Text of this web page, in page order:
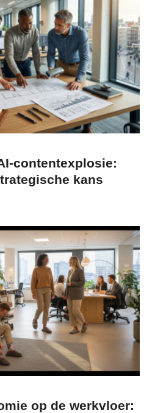
contentexplosie:
kans
op de werkvloer: